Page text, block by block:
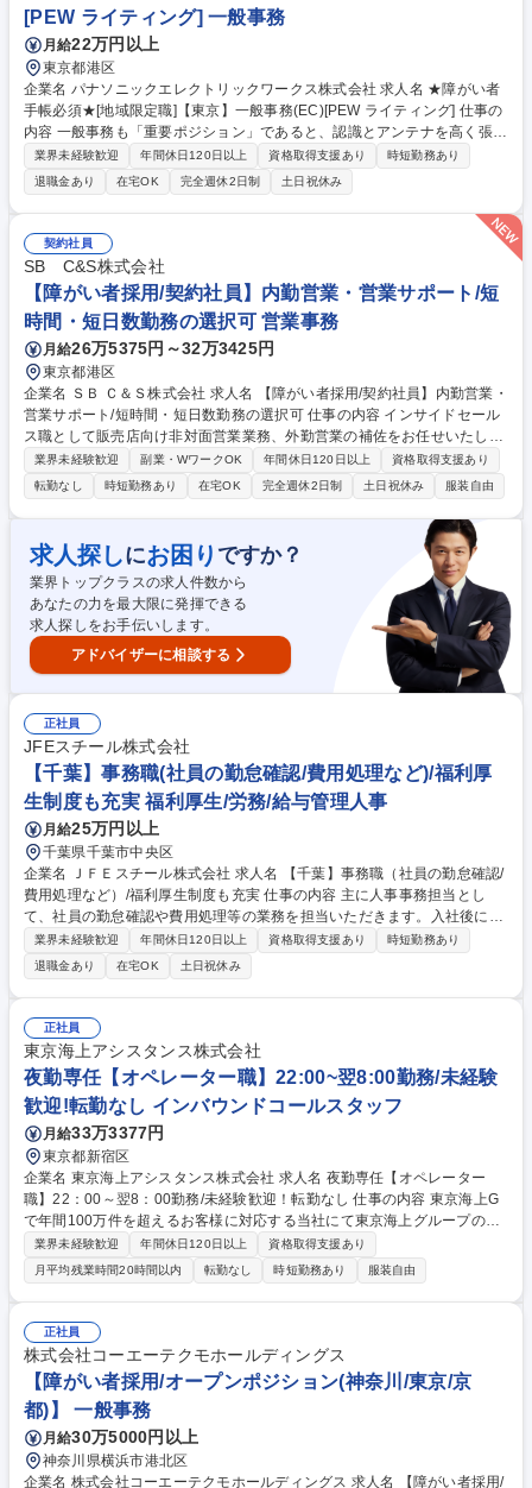
[PEW ライティング] 一般事務
月給22万円以上
東京都港区
企業名 パナソニックエレクトリックワークス株式会社 求人名 ★障がい者
手帳必須★[地域限定職]【東京】一般事務(EC)[PEW ライティング] 仕事の
内容 一般事務も「重要ポジション」であると、認識とアンテナを高く張
り、社内外の関係者とのコミュニケーションを密に取って各種業務推進い
ただきます。 【具体的な仕事内容】エンジニアリングセンターにてアシス
タント業務および一般事務、庶務全般をお任せします。電気・照明、建築
の知識を用いて、技術営業のサポート業務：照明設計補助や照明プラン作
成をご担当いただきます。その他、各種資料作成、会議（WEB含む）の実
施調整と当日設営および運営、備品発注、伝票処理、自部門の予算管理、
電話応対等、幅広い業務をご担当いただきます。 募集職種 ★障がい者手
帳必須★[地域限定職]【東京】一般事務(EC)[PEW ライティング]
業界未経験歓迎 年間休日120日以上 資格取得支援あり
時短勤務あり
退職金あり
在宅OK 完全週休2日制 土日祝休み
契約社員
SB C&S株式会社
【障がい者採用/契約社員】内勤営業・営業サポート/短
時間・短日数勤務の選択可 営業事務
月給26万5375円～32万3425円
東京都港区
企業名 ＳＢ Ｃ＆Ｓ株式会社 求人名 【障がい者採用/契約社員】内勤営業・
営業サポート/短時間・短日数勤務の選択可 仕事の内容 インサイドセール
ス職として販売店向け非対面営業業務、外勤営業の補佐をお任せいたしま
す。ご希望に応じて短時間フレックス、短日数勤務（週3日～）も選択が
可能な求人です。 当社取扱の商材全般について案件獲得以降の後工程を担
当頂きます。 ・受発注データ入力（専用システム・Excel） ・見積書・請
求書作成 ・社内申請処理、データチェック ・電話、メール対応（社内
外）※電話対応は配慮の上、業務内容を調整します ・営業担当者の事務サ
ポート業務 募集職種 【障がい者採用/契約社員】内勤営業・営業サポート/
短時間・短日数勤務の選択可
業界未経験歓迎 副業・WワークOK 年間休日120日以上
資格取得支援あり
転勤なし
時短勤務あり 在宅OK 完全週休2日制 土日祝休み 服装自由
求人探しにお困り ですか？
業界トップクラスの求人件数から
あなたの力を最大限に発揮できる
求人探しをお手伝いします。
アドバイザーに相談する
正社員
JFEスチール株式会社
【千葉】事務職(社員の勤怠確認/費用処理など)/福利厚
生制度も充実 福利厚生/労務/給与管理人事
月給25万円以上
千葉県千葉市中央区
企業名 ＪＦＥスチール株式会社 求人名 【千葉】事務職（社員の勤怠確認/
費用処理など）/福利厚生制度も充実 仕事の内容 主に人事事務担当とし
て、社員の勤怠確認や費用処理等の業務を担当いただきます。入社後に先
輩社員からの指導のもとで業務を習得いただきますので、人事事務業務に
ご興味がある方は是非ご応募ください。 【業務例】社員の勤怠チェック
(COMPANY)、費用処理(経費精算システム使用)/社員問い合わせ対応(会社
制度、勤怠IP等)/入社2年目4年目対象の研修業務/キャリア採用業務(所属
への書類選考依頼/入社初日受け入れ対応等) ※勤怠関連業務・人事関連手
続き業務・費用処理実務から習得頂き、将来的には社内研修の企画なども
お任せする可能性がございます。 募集職種 【千葉】事務職（社員の勤怠
確認/費用処理など）/福利厚生制度も充実
業界未経験歓迎 年間休日120日以上 資格取得支援あり
時短勤務あり
退職金あり
在宅OK 土日祝休み
正社員
東京海上アシスタンス株式会社
夜勤専任【オペレーター職】22:00~翌8:00勤務/未経験
歓迎!転勤なし インバウンドコールスタッフ
月給33万3377円
東京都新宿区
企業名 東京海上アシスタンス株式会社 求人名 夜勤専任【オペレーター
職】22：00～翌8：00勤務/未経験歓迎！転勤なし 仕事の内容 東京海上G
で年間100万件を超えるお客様に対応する当社にて東京海上グループの自
動車保険加入者からの車に関するトラブル（自動車事故や故障等）のお電
話に対応していただきます。 【詳細】自動車の故障や事故に遭われたお客
様からお電話を受け、サービスの手配に必要な情報の収集を行います。ト
ークマニュアルに沿って状況を詳細にヒアリングを行っていただきます。
情報が揃い次第、ヒアリング内容を専用のシステムに入力し専門部署が修
理サービス・レッカー・レンタカーなどを手配します。★突然のトラブル
で不安に思われているお客様に対し、丁寧な対応と安心をお届けします！
募集職種 夜勤専任【オペレーター職】22：00～翌8：00勤務/未経験歓
迎！転勤なし
業界未経験歓迎 年間休日120日以上
資格取得支援あり
月平均残業時間20時間以内
転勤なし 時短勤務あり 服装自由
正社員
株式会社コーエーテクモホールディングス
【障がい者採用/オープンポジション(神奈川/東京/京
都)】 一般事務
月給30万5000円以上
神奈川県横浜市港北区
企業名 株式会社コーエーテクモホールディングス 求人名 【障がい者採用/